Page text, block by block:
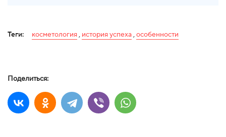
Теги: косметология, история успеха,особенности
Поделиться: